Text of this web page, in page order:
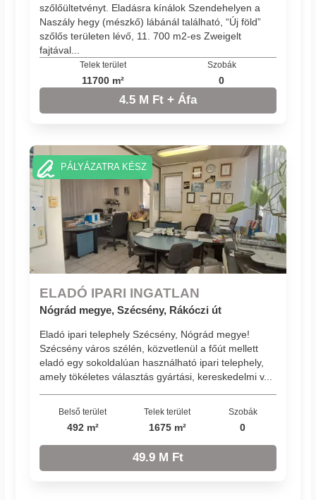
szőlőültetvényt. Eladásra kínálok Szendehelyen a
Naszály hegy (mészkő) lábánál található, “Új föld”
szőlős területen lévő, 11. 700 m2-es Zweigelt
fajtával...
Telek terület
11700 m²
Szobák
0
4.5 M Ft + Áfa
ELADÓ IPARI INGATLAN
Nógrád megye, Szécsény, Rákóczi út
Eladó ipari telephely Szécsény, Nógrád megye!
Szécsény város szélén, közvetlenül a főút mellett
eladó egy sokoldalúan használható ipari telephely,
amely tökéletes választás gyártási, kereskedelmi v...
Belső terület
492 m²
Telek terület
1675 m²
Szobák
0
49.9 M Ft
PÁLYÁZATRA KÉSZ